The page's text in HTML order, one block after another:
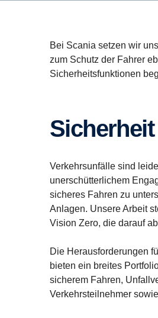
Bei Scania setzen wir
zum Schutz der Fahrer
Sicherheitsfunktionen
Verkehrsunfälle sind
unerschütterlichem
sicheres Fahren zu
Anlagen. Unsere Arbeit
Vision Zero, die darauf
Die Herausforderungen
bieten ein breites
sicherem Fahren,
Verkehrsteilnehmer